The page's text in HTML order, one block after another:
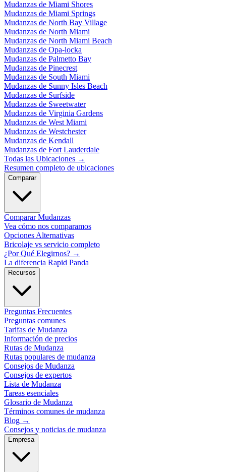
Mudanzas de Miami Shores
Mudanzas de Miami Springs
Mudanzas de North Bay Village
Mudanzas de North Miami
Mudanzas de North Miami Beach
Mudanzas de Opa-locka
Mudanzas de Palmetto Bay
Mudanzas de Pinecrest
Mudanzas de South Miami
Mudanzas de Sunny Isles Beach
Mudanzas de Surfside
Mudanzas de Sweetwater
Mudanzas de Virginia Gardens
Mudanzas de West Miami
Mudanzas de Westchester
Mudanzas de Kendall
Mudanzas de Fort Lauderdale
Todas las Ubicaciones →
Resumen completo de ubicaciones
Comparar
Comparar Mudanzas
Vea cómo nos comparamos
Opciones Alternativas
Bricolaje vs servicio completo
¿Por Qué Elegirnos? →
La diferencia Rapid Panda
Recursos
Preguntas Frecuentes
Preguntas comunes
Tarifas de Mudanza
Información de precios
Rutas de Mudanza
Rutas populares de mudanza
Consejos de Mudanza
Consejos de expertos
Lista de Mudanza
Tareas esenciales
Glosario de Mudanza
Términos comunes de mudanza
Blog →
Consejos y noticias de mudanza
Empresa